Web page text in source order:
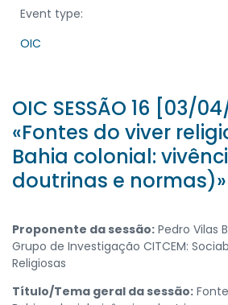
Event type:
OIC
OIC SESSÃO 16 [03/
«Fontes do viver
Bahia colonial:
doutrinas e normas)»
Proponente da sessão: Pedro Vilas
Grupo de Investigação CITCEM:
Religiosas
Título/Tema geral da sessão: